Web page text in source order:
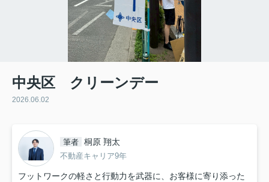
中央区 クリーンデー
2026.06.02
筆者 桐原 翔太
不動産キャリア9年
フットワークの軽さと行動力を武器に、お客様に寄り添った